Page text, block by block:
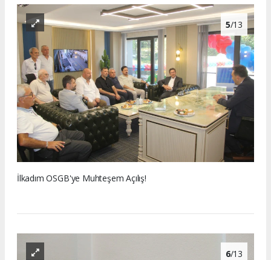
5/13
İlkadım OSGB'ye Muhteşem Açılış!
6/13